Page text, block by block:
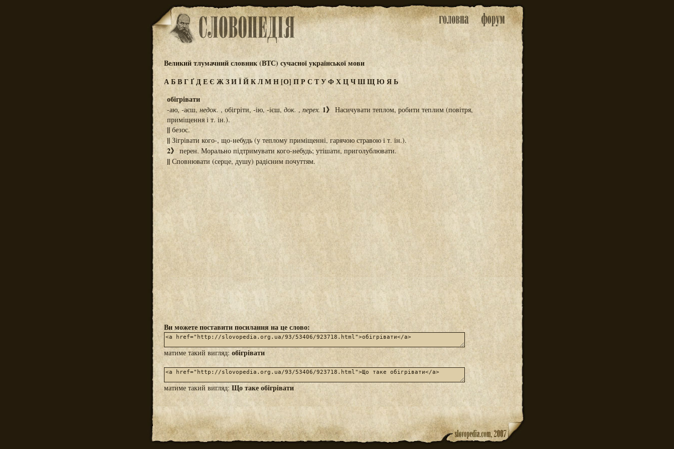
Великий тлумачний словник (ВТС) сучасної української мови
АБВГҐДЕЄ ЖЗИЇЙКЛМН[О] ПРС ТУФХЦЧШЩЮ ЯЬ
обігрівати
-аю, -аєш, недок. , обігріти, -ію, -ієш, док. , перех. 1》 Насичувати теплом, робити теплим (повітря,
приміщення і т. ін.).
|| безос.
|| Зігрівати кого-, що-небудь (у теплому приміщенні, гарячою стравою і т. ін.).
2》перен. Морально підтримувати кого-небудь; утішати, приголублювати.
|| Сповнювати (серце, душу) радісним почуттям.
Ви можете поставити посилання на це слово:
матиме такий вигляд: обігрівати
матиме такий вигляд: Що таке обігрівати